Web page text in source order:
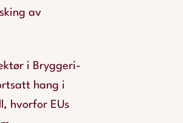
av
i Bryggeri-
hang i
hvorfor EUs